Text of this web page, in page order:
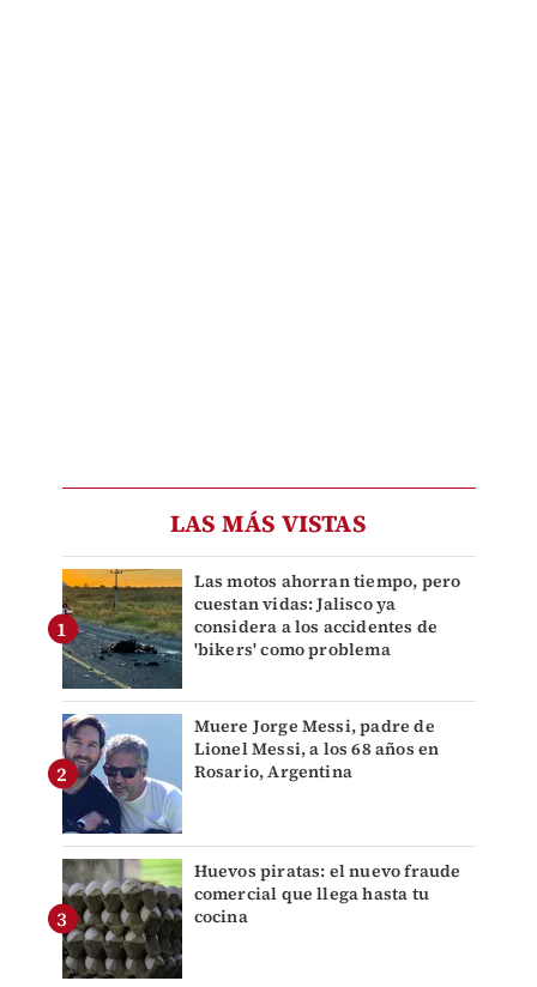
LAS MÁS VISTAS
Las motos ahorran tiempo, pero
cuestan vidas: Jalisco ya
considera a los accidentes de
'bikers' como problema
Muere Jorge Messi, padre de
Lionel Messi, a los 68 años en
Rosario, Argentina
Huevos piratas: el nuevo fraude
comercial que llega hasta tu
cocina